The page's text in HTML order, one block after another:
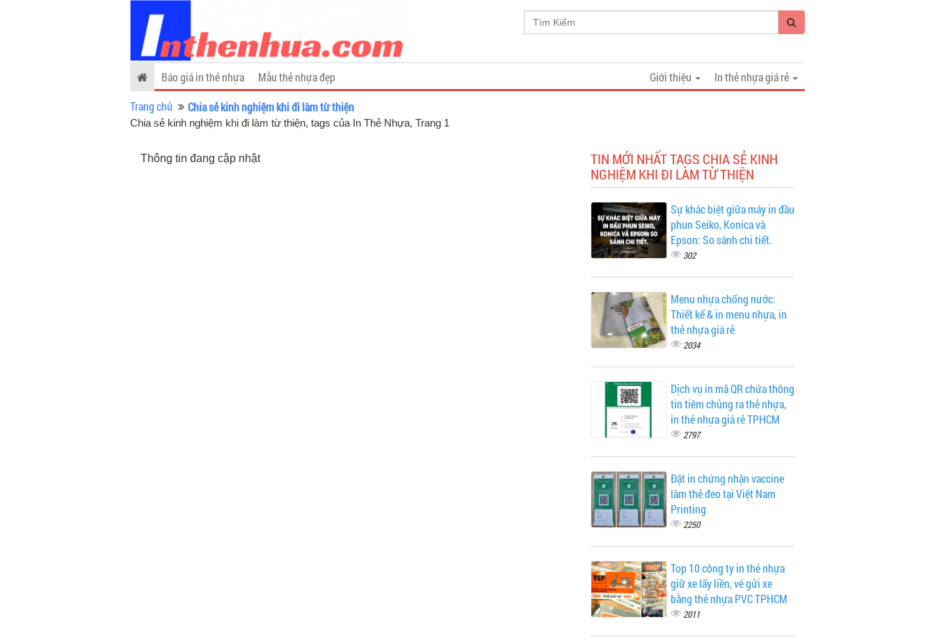
In thẻ nhựa giá rẻ
Báo giá in thẻ nhựa Mẫu thẻ nhựa đẹp
Giới thiệu
Trang chủ
Chia sẻ kinh nghiệm khi đi làm từ thiện
Chia sẻ kinh nghiệm khi đi làm từ thiện, tags của In Thẻ Nhựa, Trang 1
Thông tin đang cập nhật
TIN MỚI NHẤT TAGS CHIA SẺ KINH
NGHIỆM KHI ĐI LÀM TỪ THIỆN
Sự khác biệt giữa máy in đầu
phun Seiko, Konica và
Epson: So sánh chi tiết.
302
Menu nhựa chống nước:
Thiết kế & in menu nhựa, in
thẻ nhựa giá rẻ
2034
Dịch vụ in mã QR chứa thông
tin tiêm chủng ra thẻ nhựa,
in thẻ nhựa giá rẻ TPHCM
2797
Đặt in chứng nhận vaccine
làm thẻ đeo tại Việt Nam
Printing
2250
Top 10 công ty in thẻ nhựa
giữ xe lấy liền, vé gửi xe
bằng thẻ nhựa PVC TPHCM
2011